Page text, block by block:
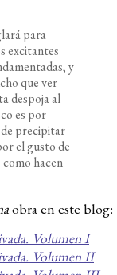
para
excitantes
y
que ver
despoja al
es por
precipitar
el gusto de
como hacen
obra en este blog:
Volumen I
Volumen II